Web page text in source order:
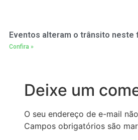
Eventos alteram o trânsito neste
Confira »
Deixe um
O seu endereço de e-mail
Campos obrigatórios são